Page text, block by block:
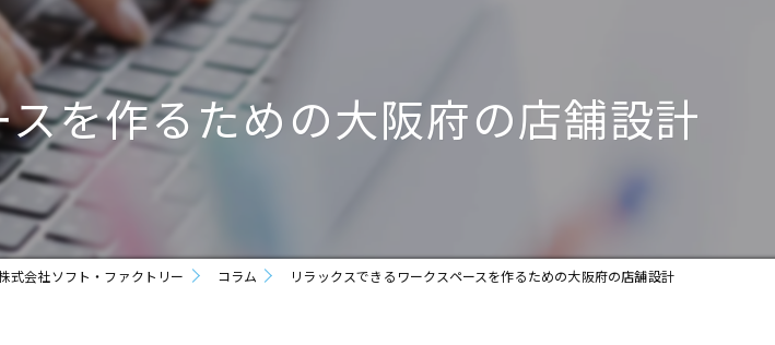
設備
を作るための大阪府の店舗設計
式会社ソフト・ファクトリー コラム リラックスできるワークスペースを作るための大阪府の店舗設計